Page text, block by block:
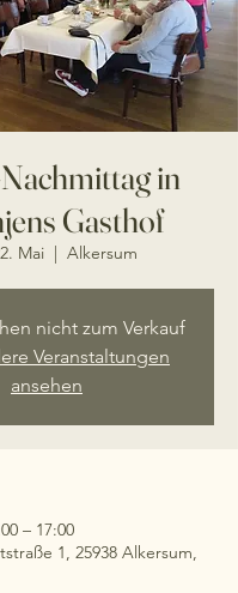
in
Gasthof
Mai
  |
Alkersum
nicht zum Verkauf
Veranstaltungen
ansehen
– 17:00
1, 25938 Alkersum,